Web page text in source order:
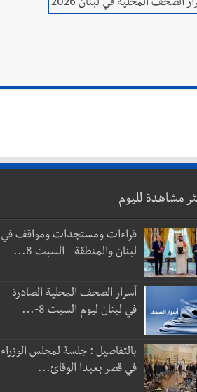
الصحف المحلية في لبنان 2026
مشاهدة لليوم
قراءات ومستجدات ومواقف في
لبنان والمنطقة - السبت 8...
أسرار الصحف المحلية الصادرة
في لبنان ليوم السبت 8-...
بالتفاصيل : جلسة لمجلس الوزراء
في قصر بعبدا الوقائ...